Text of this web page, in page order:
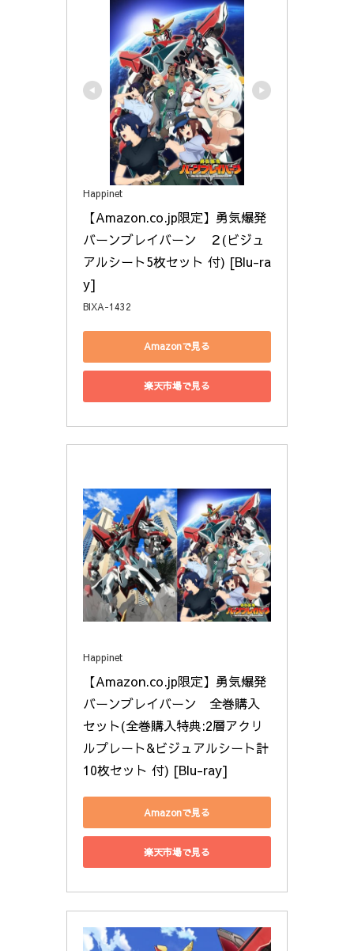
Happinet
【Amazon.co.jp限定】勇気爆発
バーンブレイバーン　２(ビジュ
アルシート5枚セット 付) [Blu-ra
y]
BIXA-1432
Amazonで見る
楽天市場で見る
Happinet
【Amazon.co.jp限定】勇気爆発
バーンブレイバーン　全巻購入
セット(全巻購入特典:2層アクリ
ルプレート&ビジュアルシート計
10枚セット 付) [Blu-ray]
Amazonで見る
楽天市場で見る